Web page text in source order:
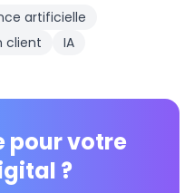
artificielle
client IA
pour votre
?